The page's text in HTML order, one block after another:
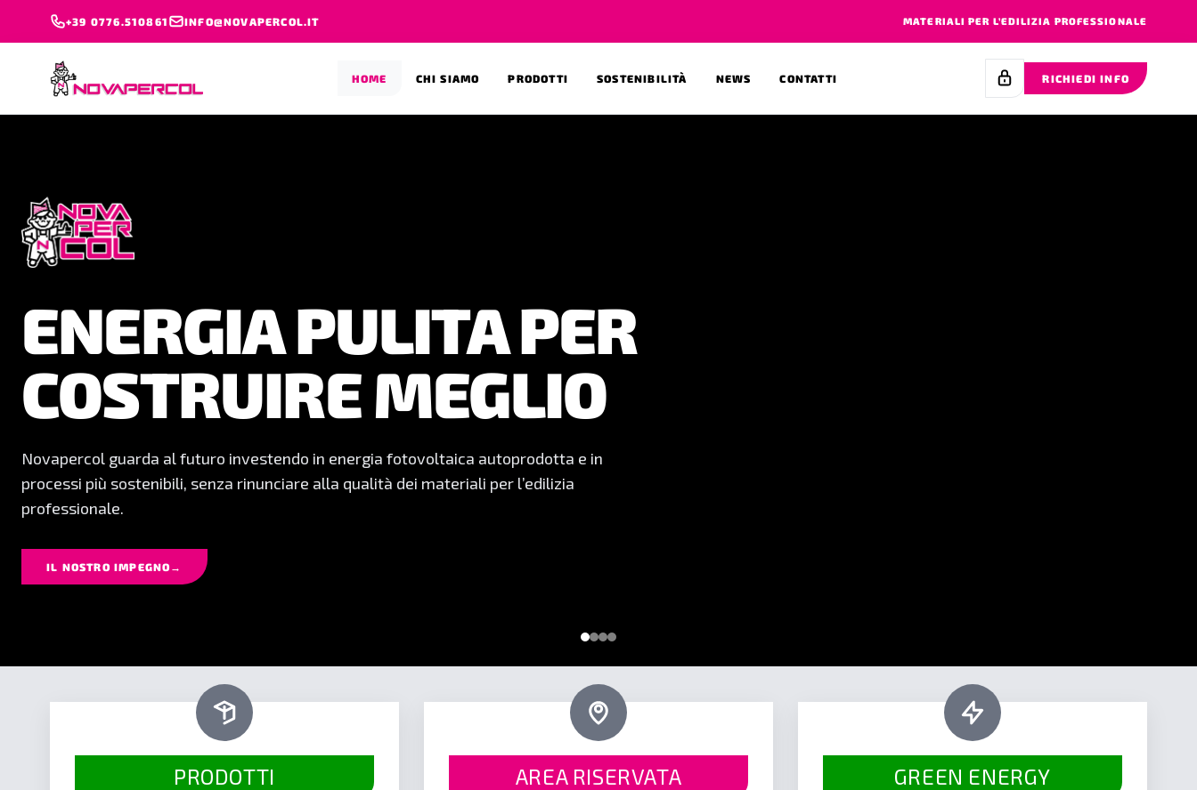
+39 0776.510861 INFO@NOVAPERCOL.IT MATERIALI PER L’EDILIZIA PROFESSIONALE
HOME CHI SIAMO PRODOTTI SOSTENIBILITÀ NEWS CONTATTI RICHIEDI INFO
PRESTAZIONI ELEVATE
POSA DOPO POSA
Formulazioni affidabili, facilità di applicazione e resa professionale: ogni prodotto
Novapercol nasce per offrire risultati solidi, precisi e duraturi.
PRODOTTI AREA RISERVATA GREEN ENERGY